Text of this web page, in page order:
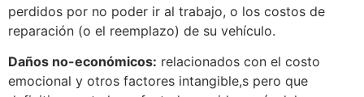
perdidos por no poder ir al trabajo, o los costos de
reparación (o el reemplazo) de su vehículo.
Daños no-económicos: relacionados con el costo
emocional y otros factores intangible,s pero que